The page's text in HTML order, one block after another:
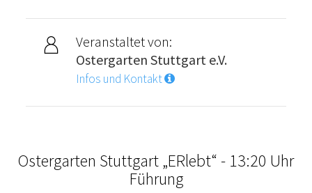
Veranstaltet von:
Ostergarten Stuttgart e.V.
Infos und Kontakt
Ostergarten Stuttgart „ERlebt“ - 13:20 Uhr
Führung